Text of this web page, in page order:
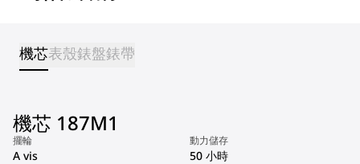
機芯表殼錶盤錶帶
機芯 187M1
擺輪
A vis
動力儲存
50 小時